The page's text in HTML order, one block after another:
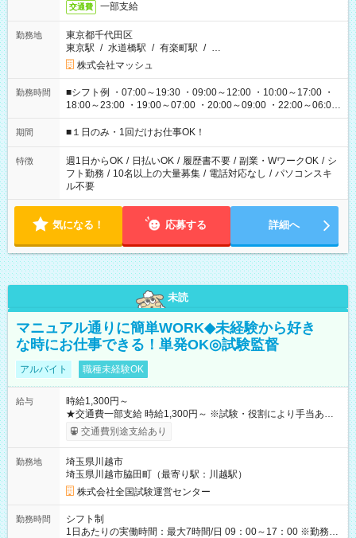
交通費 一部支給
勤務地
東京都千代田区
東京駅 / 水道橋駅 / 有楽町駅 / …
株式会社マッシュ
勤務時間
■シフト例 ・07:00～19:30 ・09:00～12:00 ・10:00～17:00 ・
18:00～23:00 ・19:00～07:00 ・20:00～09:00 ・22:00～06:00
etc ★最短で3時間で5,120円のお仕事から 15時間で2万円近く稼
げるお仕事も！ ご希望のお時間に合わせてご紹介！ ※シフトは
ください！
期間 ■１日のみ・1回だけお仕事OK！
特徴 週1日からOK / 日払いOK / 履歴書不要 / 副業・WワークOK / シ
フト勤務 / 10名以上の大量募集 / 電話対応なし / パソコンスキ
ル不要
気になる！ 応募する 詳細へ
未読
マニュアル通りに簡単WORK◆未経験から好き
な時にお仕事できる！単発OK◎試験監督
アルバイト 職種未経験OK
給与
時給1,300円～
★交通費一部支給 時給1,300円～ ※試験・役割により手当あり
※勤務回数により昇給あり 【即給（前払い）オプションあ
り！】 希望される場合、勤務から1週間ほどで給与の一部を受け
例】 ・河合塾模擬試験 8:30～17:30（休憩1時間） 時給1,300円
×8時間＝日収10,400円＋交通費 ※当日の役割により時給＋100
円の場合あり ・国家試験 7:00～13:30（休憩なし） 時給1,300
円（役割手当＋100円）×6時間＝日収8,400円＋交通費 【試用期
間】試用期間なし
交通費別途支給あり
勤務地
埼玉県川越市
埼玉県川越市脇田町（最寄り駅：川越駅）
株式会社全国試験運営センター
勤務時間
シフト制
1日あたりの実働時間：最大7時間/日 09：00～17：00 ※勤務時